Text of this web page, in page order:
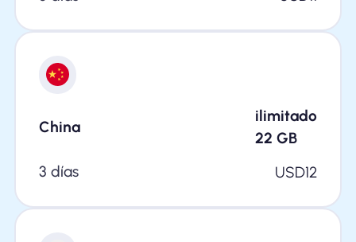
China
ilimitado
22 GB
3 días
USD12